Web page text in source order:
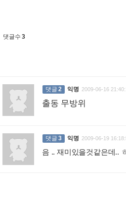
댓글수3
댓글2 익명 2009-06-16
출동 무방위
댓글3 익명 2009-06-19
음 .. 재미있을것같은데..